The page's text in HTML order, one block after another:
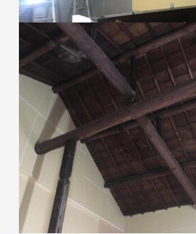
ビス
資料請求
お問い合わせ